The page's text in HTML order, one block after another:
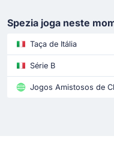
Spezia joga neste
Taça de Itália
Série B
Jogos Amistosos de